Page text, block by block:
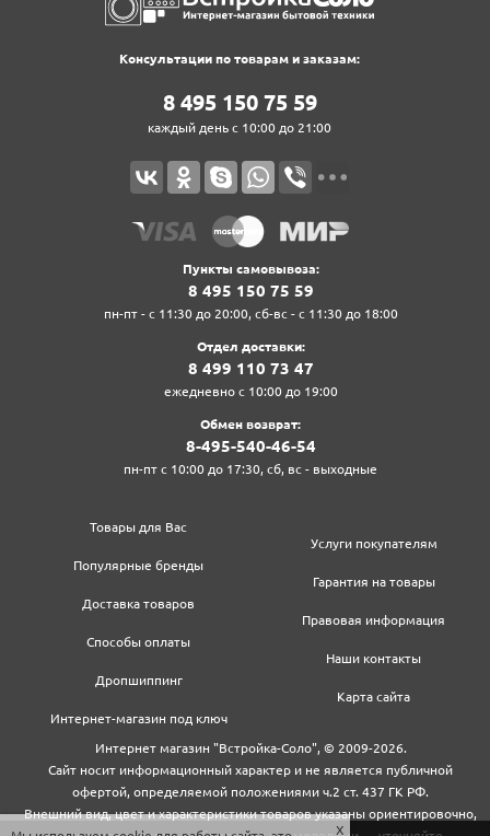
Консультации по товарам и заказам:
8‍ 4‍9‍5‍ 1‍5‍0‍ 7‍5‍ 5‍9‍
каждый день с 10:00 до 21:00
Пункты самовывоза:
8‍ 4‍9‍5‍ 1‍5‍0‍ 7‍5‍ 5‍9‍
пн-пт - с 11:30 до 20:00, сб-вс - с 11:30 до 18:00
Отдел доставки:
8‍ 4‍9‍9‍ 1‍1‍0‍ 7‍3‍ 4‍7‍
ежедневно с 10:00 до 19:00
Обмен возврат:
8‍-4‍9‍5‍-5‍4‍0‍-4‍6‍-5‍4‍
пн-пт с 10:00 до 17:30, сб, вс - выходные
Товары для Вас
Популярные бренды
Доставка товаров
Способы оплаты
Дропшиппинг
Интернет-магазин под ключ
Услуги покупателям
Гарантия на товары
Правовая информация
Наши контакты
Карта сайта
Интернет магазин "Встройка-Соло", © 2009-2026.
Сайт носит информационный характер и не является публичной
офертой, определяемой положениями ч.2 ст. 437 ГК РФ.
Внешний вид, цвет и характеристики товаров указаны ориентировочно,